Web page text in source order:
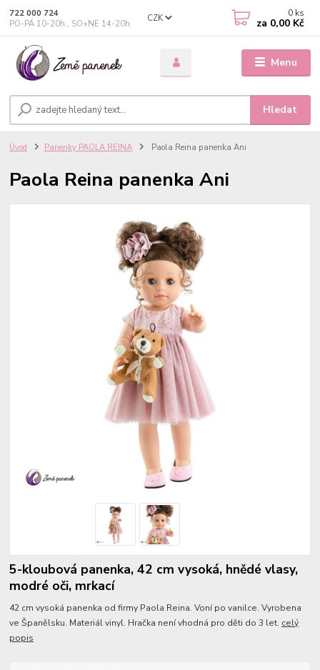
Menu
CZK
Hledat
722 000 724
PO-PÁ 10-20h., SO+NE 14-20h.
0 ks
za 0,00 Kč
Úvod Panenky PAOLA REINA Paola Reina panenka Ani
Paola Reina panenka Ani
5-kloubová panenka, 42 cm vysoká, hnědé vlasy,
modré oči, mrkací
42 cm vysoká panenka od firmy Paola Reina. Voní po vanilce. Vyrobena
ve Španělsku. Materiál vinyl. Hračka není vhodná pro děti do 3 let. celý
popis